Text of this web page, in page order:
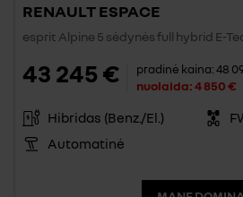
RENAULT ESPACE
esprit Alpine 5 sėdynės full hybrid E-
43 245 € pradinė kaina:48
nuolaida:4 850 €
Hibridas (Benz./El.)
Automatinė